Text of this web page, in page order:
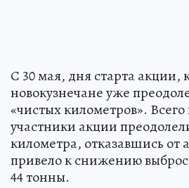
С 30 мая, дня старта акции,
новокузнечане уже
«чистых километров». Всего
участники акции
километра, отказавшись от
привело к снижению
44 тонны.